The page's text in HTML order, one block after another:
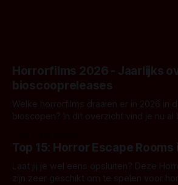
Horrorfilms 2026 - Jaarlijks
bioscoopreleases
Welke horrorfilms draaien er in 2026 in
bioscopen? In dit overzicht vind je nu al
Top 15: Horror Escape
Laat jij je wel eens opsluiten? Deze
zijn zeer geschikt om te spelen voor